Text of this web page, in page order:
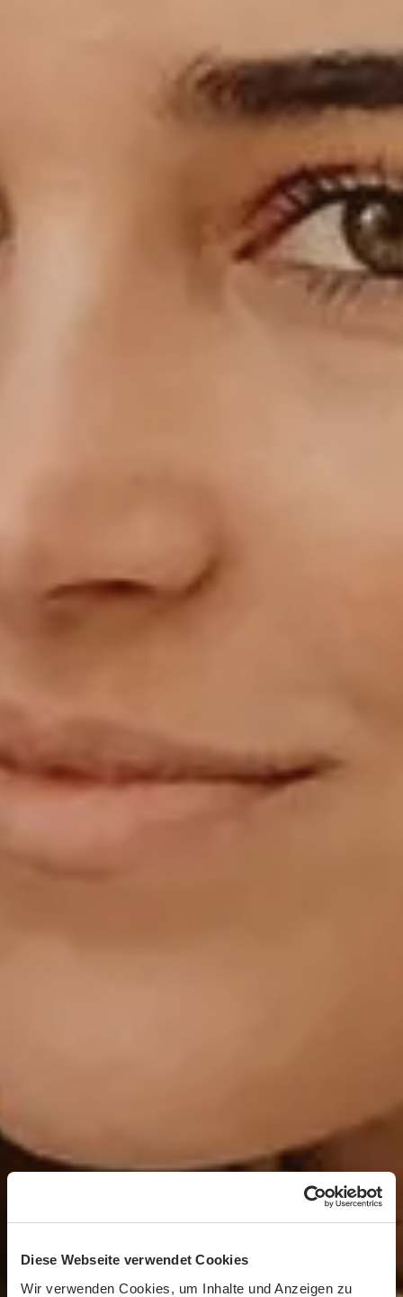
Diese Webseite verwendet Cookies
Wir verwenden Cookies, um Inhalte und Anzeigen zu
Unternehmen